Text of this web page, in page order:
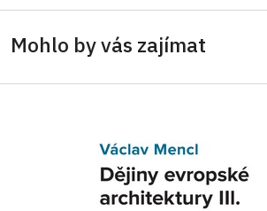
Mohlo by vás zajímat